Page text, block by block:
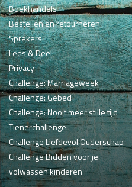
Boekhandels
Bestellen en retourneren
Sprekers
Lees & Deel
Privacy
Challenge: Marriageweek
Challenge: Gebed
Challenge: Nooit meer stille tijd
Tienerchallenge
Challenge Liefdevol Ouderschap
Challenge Bidden voor je
volwassen kinderen